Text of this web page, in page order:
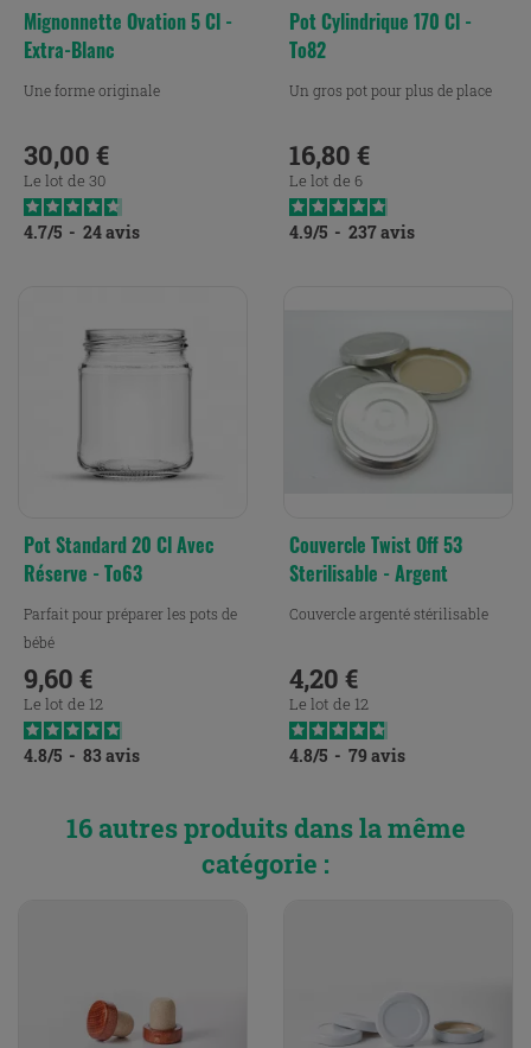
Mignonnette Ovation 5 Cl -
Extra-Blanc
Une forme originale
Prix
30,00 €
Le lot de 30
4.7/5 - 24avis
Pot Cylindrique 170 Cl -
To82
Un gros pot pour plus de place
Prix
16,80 €
Le lot de 6
4.9/5 - 237avis
Pot Standard 20 Cl Avec
Réserve - To63
Parfait pour préparer les pots de
bébé
Prix
9,60 €
Le lot de 12
4.8/5 - 83 avis
Couvercle Twist Off 53
Sterilisable - Argent
Couvercle argenté stérilisable
Prix
4,20 €
Le lot de 12
4.8/5 - 79 avis
16 autres produits dans la même
catégorie :